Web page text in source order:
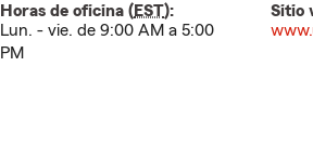
Horas de oficina (EST):
Lun. - vie. de 9:00 AM a 5:00
PM
Sitio